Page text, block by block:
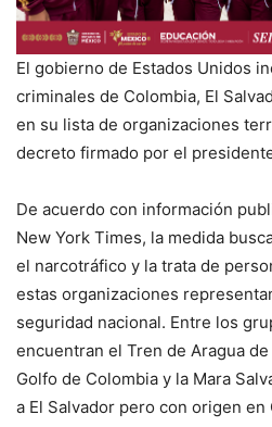
El gobierno de Estados Unidos
criminales de Colombia, El
en su lista de organizaciones
decreto firmado por el
De acuerdo con información
New York Times, la medida
el narcotráfico y la trata de
estas organizaciones
seguridad nacional. Entre los
encuentran el Tren de Aragua
Golfo de Colombia y la Mara
a El Salvador pero con origen en